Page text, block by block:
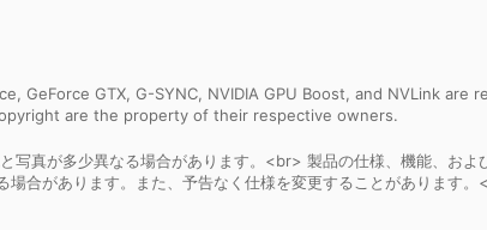
GeForce GTX, G-SYNC, NVIDIA GPU Boost, and NVLink
are the property of their respective owners.
真が多少異なる場合があります。<br> 製品の仕様、機能、お
合があります。また、予告なく仕様を変更することがあります